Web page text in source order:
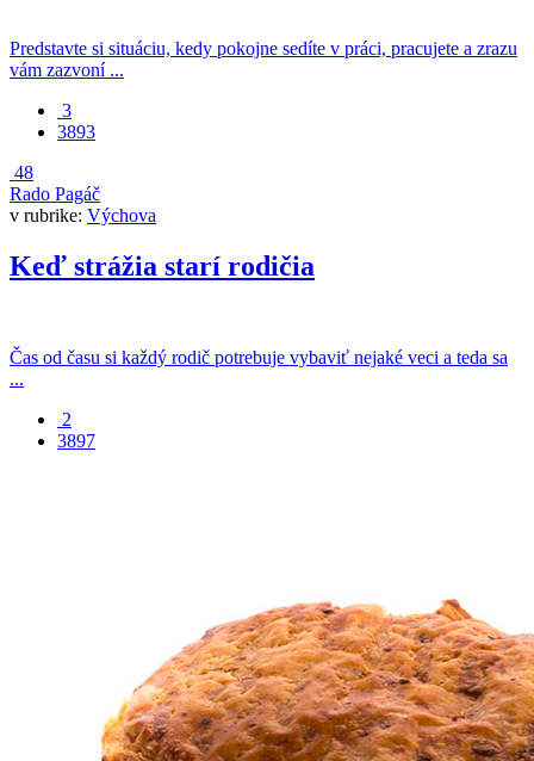
Predstavte si situáciu, kedy pokojne sedíte v práci, pracujete a zrazu
vám zazvoní ...
3
3893
48
Rado Pagáč
v rubrike: Výchova
Keď strážia starí rodičia
Čas od času si každý rodič potrebuje vybaviť nejaké veci a teda sa
...
2
3897